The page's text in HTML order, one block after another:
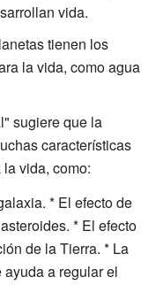
vida.
tienen los
la vida, como agua
sugiere que la
características
vida, como:
* El efecto de
* El efecto
de la Tierra. * La
a regular el